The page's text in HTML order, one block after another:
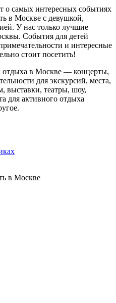
о самых интересных событиях
в Москве с девушкой,
У нас только лучшие
События для детей
и интересные
стоит посетить!
в Москве — концерты,
для экскурсий, места,
выставки, театры, шоу,
для активного отдыха
в Москве